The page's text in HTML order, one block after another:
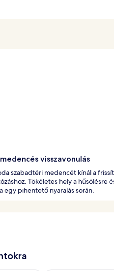
visszavonulás
szabadtéri medencét kínál a
Tökéletes hely a hűsölésre
egy pihentető nyaralás során.